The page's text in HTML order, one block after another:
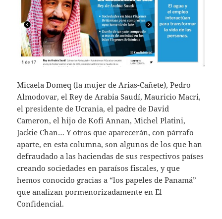
Micaela Domeq (la mujer de Arias-Cañete), Pedro
Almodovar, el Rey de Arabia Saudí, Mauricio Macri,
el presidente de Ucrania, el padre de David
Cameron, el hijo de Kofi Annan, Michel Platini,
Jackie Chan… Y otros que aparecerán, con párrafo
aparte, en esta columna, son algunos de los que han
defraudado a las haciendas de sus respectivos países
creando sociedades en paraísos fiscales, y que
hemos conocido gracias a “los papeles de Panamá”
que analizan pormenorizadamente en El
Confidencial.